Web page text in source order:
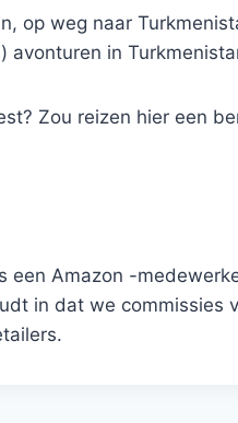
op weg naar
avonturen in
Zou reizen hier een
een Amazon -
in dat we commissies